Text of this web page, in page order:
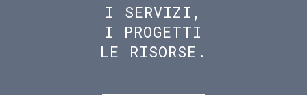
I SERVIZI,
I PROGETTI
LE RISORSE.